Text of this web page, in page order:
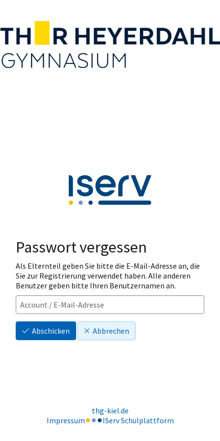
Passwort vergessen
Als Elternteil geben Sie bitte die E-Mail-Adresse an, die
Sie zur Registrierung verwendet haben. Alle anderen
Benutzer geben bitte Ihren Benutzernamen an.
Abschicken Abbrechen
thg-kiel.de
Impressum
IServ Schulplattform